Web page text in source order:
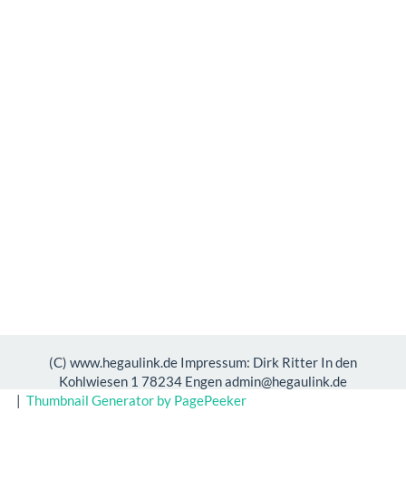
(C) www.hegaulink.de Impressum: Dirk Ritter In den
Kohlwiesen 1 78234 Engen admin@hegaulink.de
| Thumbnail Generator by PagePeeker